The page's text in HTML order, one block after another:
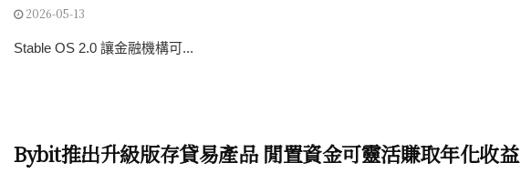
2026-05-13
Stable OS 2.0 讓金融機構可...
Bybit推出升級版存貸易產品 閒置資金可靈活賺取年化收益